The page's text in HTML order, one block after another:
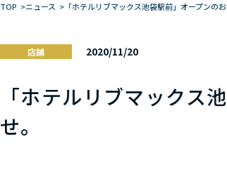
TOP >ニュース > 「ホテルリブマックス池袋駅前」オープンのお
店舗 2020/11/20
「ホテルリブマックス
せ。